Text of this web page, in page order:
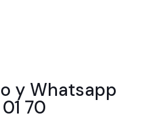
y Whatsapp
70